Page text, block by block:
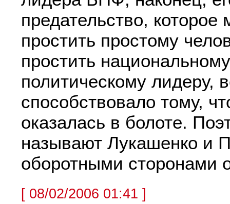
предательство, которое
простить простому
простить
политическому лидеру,
способствовало тому,
оказалась в болоте.
называют Лукашенко и
оборотными сторонами
[ 08/02/2006 01:41 ]